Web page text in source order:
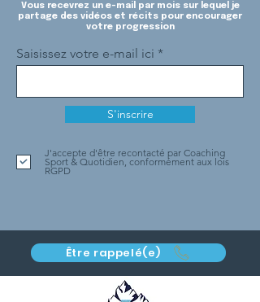
Vous recevrez un e-mail par mois sur lequel je
partage des vidéos et récits pour encourager
votre progression
Saisissez votre e-mail ici
S'inscrire
J'accepte d'être recontacté par Coaching
Sport & Quotidien, conformément aux lois
RGPD
Être rappelé(e)